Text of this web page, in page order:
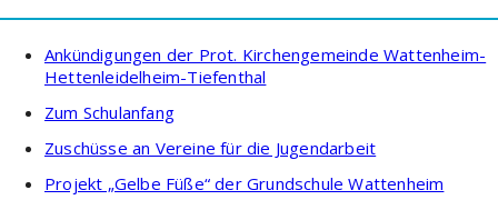
Ankündigungen der Prot. Kirchengemeinde Wattenheim-
Hettenleidelheim-Tiefenthal
Zum Schulanfang
Zuschüsse an Vereine für die Jugendarbeit
Projekt „Gelbe Füße“ der Grundschule Wattenheim